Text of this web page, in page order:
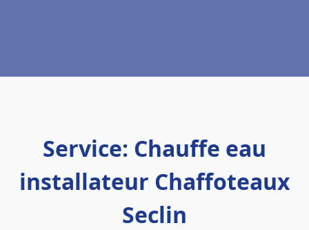
Service: Chauffe eau
installateur Chaffoteaux
Seclin